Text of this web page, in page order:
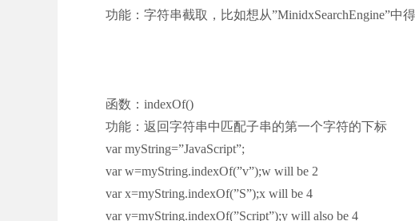
功能：字符串截取，比如想从”MinidxSearchEngine”中
函数：indexOf()
功能：返回字符串中匹配子串的第一个字符的下标
var myString=”JavaScript”;
var w=myString.indexOf(”v”);w will be 2
var x=myString.indexOf(”S”);x will be 4
var y=myString.indexOf(”Script”);y will also be 4